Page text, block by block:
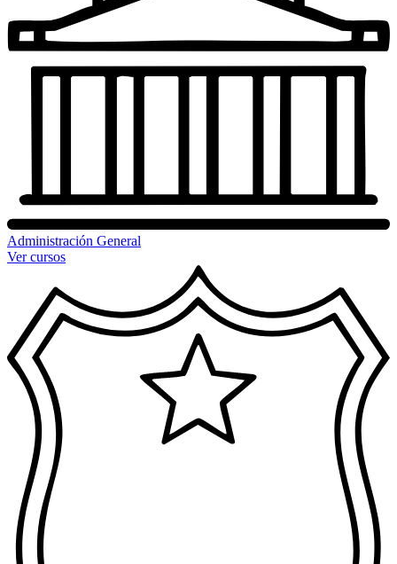
Administración General
Ver cursos